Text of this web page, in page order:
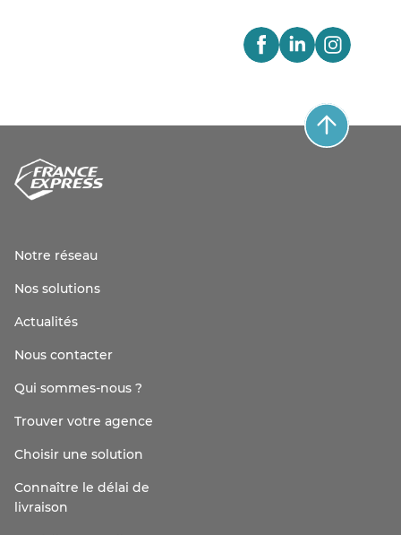
Notre réseau
Nos solutions
Actualités
Nous contacter
Qui sommes-nous ?
Trouver votre agence
Choisir une solution
Connaître le délai de
livraison